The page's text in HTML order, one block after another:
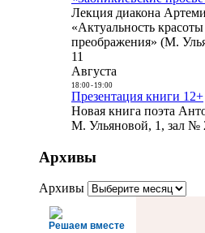
Лекция диакона
«Актуальность
преображения» (М.
11
Августа
18:00- 19:00
Презентация книги 12+
Новая книга поэта
М. Ульяновой, 1, зал №
Архивы
Архивы
Решаем вместе